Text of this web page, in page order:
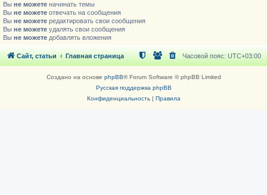
Вы не можете начинать темы
Вы не можете отвечать на сообщения
Вы не можете редактировать свои сообщения
Вы не можете удалять свои сообщения
Вы не можете добавлять вложения
Сайт, статьи Главная страница Часовой пояс: UTC+03:00
Создано на основе phpBB® Forum Software © phpBB Limited
Русская поддержка phpBB
Конфиденциальность| Правила